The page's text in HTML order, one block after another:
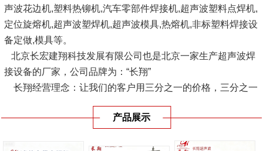
声波花边机,塑料热铆机,汽车零部件焊接机,超声波塑料点焊机,
定位旋熔机,超声波塑焊机,超声波模具,热熔机,非标塑料焊接设
备定做,模具等。
北京长宏建翔科技发展有限公司也是北京一家生产超声波焊
接设备的厂家，公司品牌为：“长翔”
长翔经营理念：让我们的客户用三分之一的价格，三分之一
业结成互利联盟，共同...
[查看详情]
产品展示